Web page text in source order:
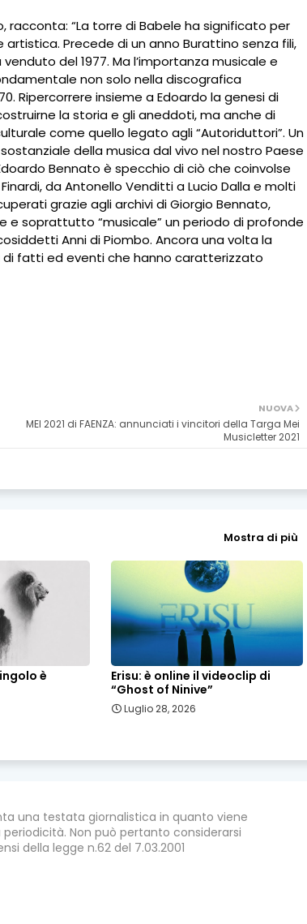
“La torre di Babele ha significato per
Precede di un anno Burattino senza fili,
del 1977. Ma l’importanza musicale e
non solo nella discografica
Ripercorrere insieme a Edoardo la genesi di
la storia e gli aneddoti, ma anche di
come quello legato agli “Autoriduttori”. Un
della musica dal vivo nel nostro Paese
Bennato è specchio di ciò che coinvolse
da Antonello Venditti a Lucio Dalla e molti
grazie agli archivi di Giorgio Bennato,
e soprattutto “musicale” un periodo di profonde
Anni di Piombo. Ancora una volta la
fatti ed eventi che hanno caratterizzato
NUOVA
MEI 2021 di FAENZA: annunciati i vincitori della Targa Mei
Musicletter 2021
Mostra di più
è
Erisu: è online il videoclip di
“Ghost of Ninive”
Luglio 28, 2026
una testata giornalistica in quanto viene
periodicità. Non può pertanto considerarsi
della legge n.62 del 7.03.2001